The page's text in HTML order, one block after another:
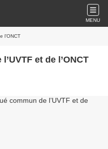
MENU
l’ONCT
et de l’ONCT